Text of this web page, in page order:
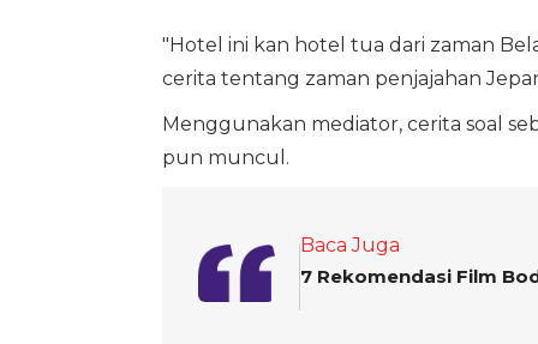
"Hotel ini kan hotel tua dari zaman
cerita tentang zaman penjajahan
Menggunakan mediator, cerita soal
pun muncul.
Baca Juga
7 Rekomendasi Film